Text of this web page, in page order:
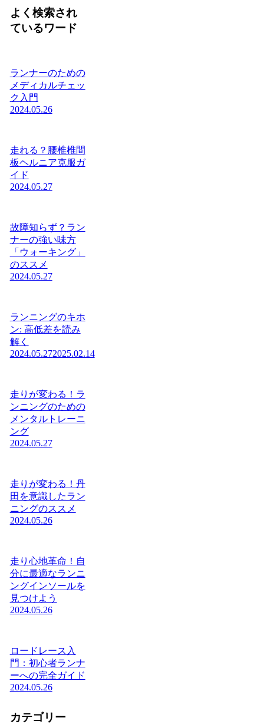
よく検索され
ているワード
ランナーのための
メディカルチェッ
ク入門
2024.05.26
走れる？腰椎椎間
板ヘルニア克服ガ
イド
2024.05.27
故障知らず？ラン
ナーの強い味方
「ウォーキング」
のススメ
2024.05.27
ランニングのキホ
ン: 高低差を読み
解く
2024.05.272025.02.14
走りが変わる！ラ
ンニングのための
メンタルトレーニ
ング
2024.05.27
走りが変わる！丹
田を意識したラン
ニングのススメ
2024.05.26
走り心地革命！自
分に最適なランニ
ングインソールを
見つけよう
2024.05.26
ロードレース入
門：初心者ランナ
ーへの完全ガイド
2024.05.26
カテゴリー